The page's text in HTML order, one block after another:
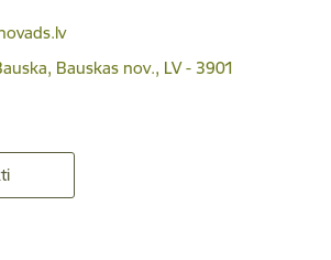
Bauskas nov., LV - 3901